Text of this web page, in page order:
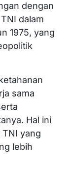
dengan
dalam
1975, yang
sama
Hal ini
yang
lebih